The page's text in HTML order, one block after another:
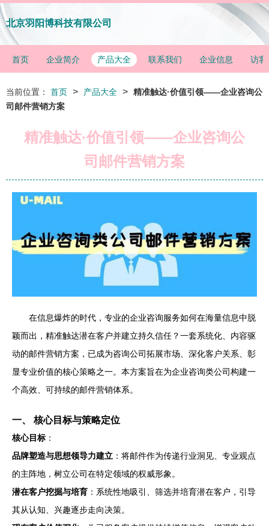
北京羽阳博科技有限公司
首页 企业简介 产品大全 联系我们 企业信息 访客
当前位置： 首页 > 产品大全 > 精准触达·价值引领——企业咨询公
司邮件营销方案
精准触达·价值引领——企业咨询公
司邮件营销方案
在信息爆炸的时代，专业的企业咨询服务如何在海量信息中脱
颖而出，精准触达潜在客户并建立持久信任？一套系统化、内容驱
动的邮件营销方案，已成为咨询公司拓展市场、深化客户关系、彰
显专业价值的核心策略之一。本方案旨在为企业咨询类公司构建一
个高效、可持续的邮件营销体系。
一、 核心目标与策略定位
核心目标 ：
品牌塑造与思想领导力建立 ：将邮件作为传递行业洞见、专业观点
的主阵地，树立公司在特定领域的权威形象。
潜在客户挖掘与培育 ：系统性地吸引、筛选并培育潜在客户，引导
其从认知、兴趣逐步走向决策。